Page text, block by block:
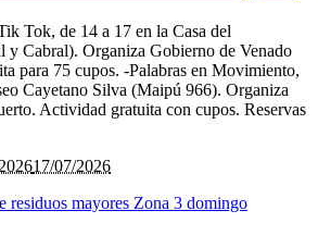
Tok, de 14 a 17 en la Casa del
y Cabral). Organiza Gobierno de Venado
para 75 cupos. -Palabras en Movimiento,
Cayetano Silva (Maipú 966). Organiza
Actividad gratuita con cupos. Reservas
17/07/2026